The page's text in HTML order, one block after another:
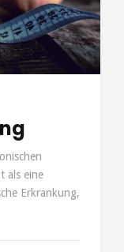
als eine
Erkrankung,